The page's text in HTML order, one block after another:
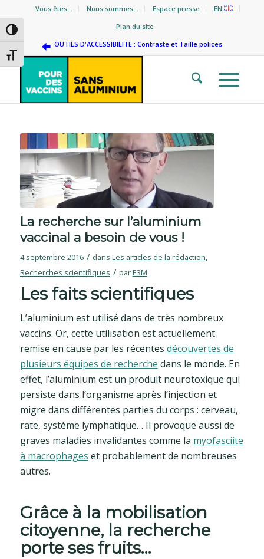
Passer en contraste élevé
Changer la taille de la police
Vous êtes… Nous sommes… Espace presse
EN
Plan du site
OUTILS D'ACCESSIBILITE : Contraste et Taille polices
La recherche sur l’aluminium
vaccinal a besoin de vous !
4 septembre 2016 / dans Les articles de la rédaction,
Recherches scientifiques / parE3M
Les faits scientifiques
L’aluminium est utilisé dans de très nombreux
vaccins. Or, cette utilisation est actuellement
remise en cause par les récentes découvertes de
plusieurs équipes de recherche dans le monde. En
effet, l’aluminium est un produit neurotoxique qui
persiste dans l’organisme après l’injection et
migre dans différentes parties du corps : cerveau,
rate, système lymphatique… Il provoque aussi de
graves maladies invalidantes comme la myofasciite
à macrophages et probablement de nombreuses
autres.
Grâce à la mobilisation
citoyenne, la recherche
porte ses fruits…